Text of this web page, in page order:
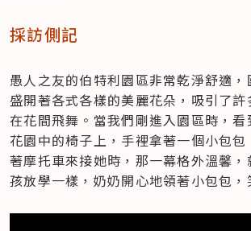
採訪側記
愚人之友的伯特利園區非常乾淨舒適，
盛開著各式各樣的美麗花朵，吸引了
在花間飛舞。當我們剛進入園區時，看
花園中的椅子上，手裡拿著一個小包
著摩托車來接她時，那一幕格外溫馨
孩放學一樣，奶奶開心地領著小包包，